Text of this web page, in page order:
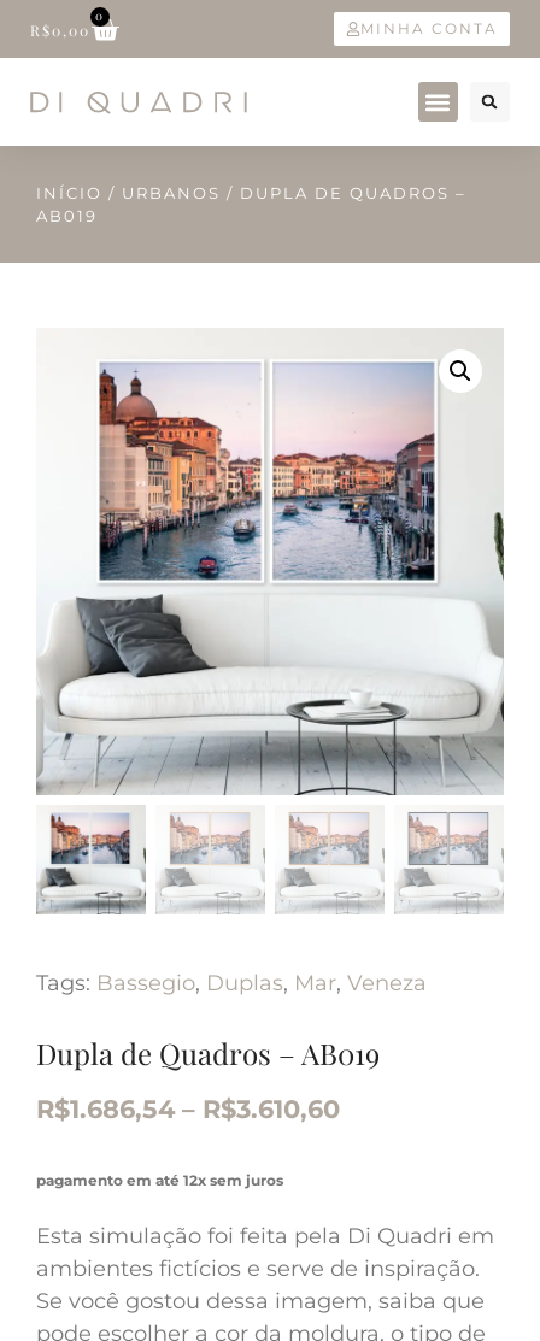
R$0,00
0
MINHA CONTA
INÍCIO / URBANOS / DUPLA DE QUADROS –
AB019
Tags: Bassegio, Duplas, Mar, Veneza
Dupla de Quadros – AB019
R$1.686,54 – R$3.610,60
pagamento em até 12x sem juros
Esta simulação foi feita pela Di Quadri em
ambientes fictícios e serve de inspiração.
Se você gostou dessa imagem, saiba que
pode escolher a cor da moldura, o tipo de